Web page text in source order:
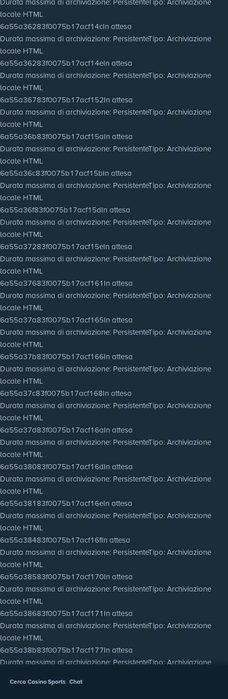
locale HTML
6a55a36283f0075b17acf14cIn attesa
Durata massima di archiviazione: PersistenteTipo: Archiviazione
locale HTML
6a55a36283f0075b17acf14eIn attesa
Durata massima di archiviazione: PersistenteTipo: Archiviazione
locale HTML
6a55a36783f0075b17acf152In attesa
Durata massima di archiviazione: PersistenteTipo: Archiviazione
locale HTML
6a55a36b83f0075b17acf15aIn attesa
Durata massima di archiviazione: PersistenteTipo: Archiviazione
locale HTML
6a55a36c83f0075b17acf15bIn attesa
Durata massima di archiviazione: PersistenteTipo: Archiviazione
locale HTML
6a55a36f83f0075b17acf15dIn attesa
Durata massima di archiviazione: PersistenteTipo: Archiviazione
locale HTML
6a55a37283f0075b17acf15eIn attesa
Durata massima di archiviazione: PersistenteTipo: Archiviazione
locale HTML
6a55a37683f0075b17acf161In attesa
Durata massima di archiviazione: PersistenteTipo: Archiviazione
locale HTML
6a55a37a83f0075b17acf165In attesa
Durata massima di archiviazione: PersistenteTipo: Archiviazione
locale HTML
6a55a37b83f0075b17acf166In attesa
Durata massima di archiviazione: PersistenteTipo: Archiviazione
locale HTML
6a55a37c83f0075b17acf168In attesa
Durata massima di archiviazione: PersistenteTipo: Archiviazione
locale HTML
6a55a37d83f0075b17acf16aIn attesa
Durata massima di archiviazione: PersistenteTipo: Archiviazione
locale HTML
6a55a38083f0075b17acf16dIn attesa
Durata massima di archiviazione: PersistenteTipo: Archiviazione
locale HTML
6a55a38183f0075b17acf16eIn attesa
Durata massima di archiviazione: PersistenteTipo: Archiviazione
locale HTML
6a55a38483f0075b17acf16fIn attesa
Durata massima di archiviazione: PersistenteTipo: Archiviazione
locale HTML
6a55a38583f0075b17acf170In attesa
Durata massima di archiviazione: PersistenteTipo: Archiviazione
locale HTML
6a55a38683f0075b17acf171In attesa
Durata massima di archiviazione: PersistenteTipo: Archiviazione
locale HTML
6a55a38b83f0075b17acf177In attesa
Durata massima di archiviazione: PersistenteTipo: Archiviazione
6a55a38d83f0075b17acf178
CercaCasinoSports Chat